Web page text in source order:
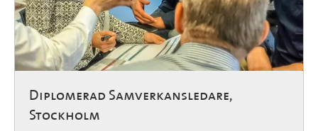
Diplomerad Samverkansledare,
Stockholm